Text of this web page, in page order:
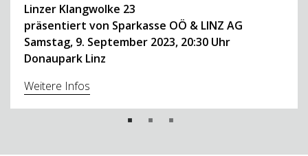
Linzer Klangwolke 23
präsentiert von Sparkasse OÖ & LINZ AG
Samstag, 9. September 2023, 20:30 Uhr
Donaupark Linz
Weitere Infos